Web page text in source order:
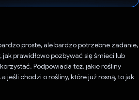
proste, ale bardzo potrzebne zadanie,
prawidłowo pozbywać się śmieci lub
Podpowiada też, jakie rośliny
jeśli chodzi o rośliny, które już rosną, to jak